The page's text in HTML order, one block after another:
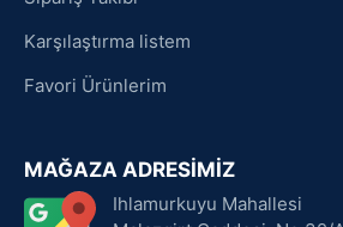
Karşılaştırma listem
Favori Ürünlerim
MAĞAZA ADRESİMİZ
Ihlamurkuyu Mahallesi